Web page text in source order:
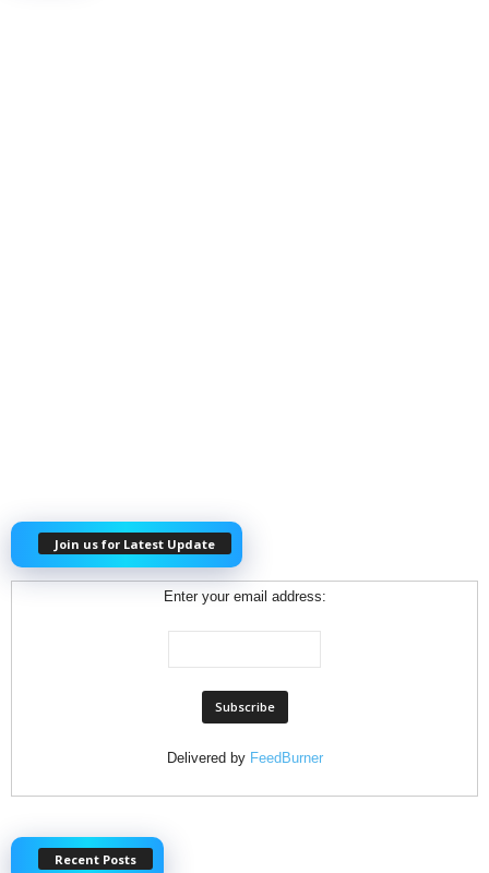
Join us for Latest Update
Enter your email address:
Delivered by FeedBurner
Recent Posts